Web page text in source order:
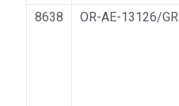
8638
OR-AE-13126/GR